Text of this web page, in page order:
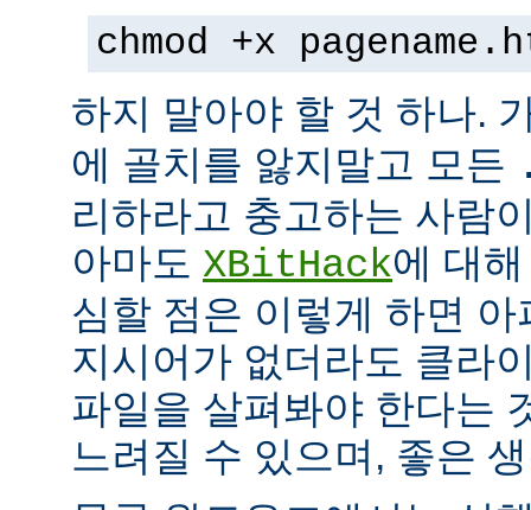
chmod +x
하지 말아야 할 것 하나.
에 골치를 앓지말고 모든
리하라고 충고하는 사람
아마도 XBitHack에 대
심할 점은 이렇게 하면
지시어가 없더라도 클라
파일을 살펴봐야 한다는
느려질 수 있으며, 좋은